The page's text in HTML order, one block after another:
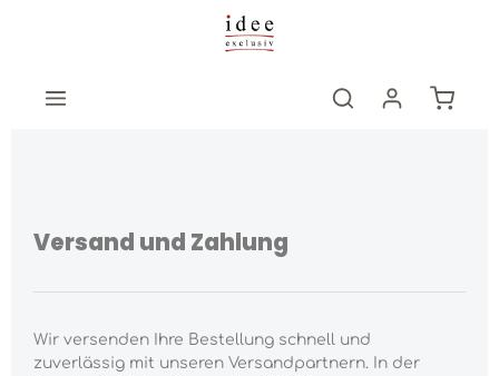
Zum Hauptinhalt springen
Versand und Zahlung
Wir versenden Ihre Bestellung schnell und
zuverlässig mit unseren Versandpartnern. In der